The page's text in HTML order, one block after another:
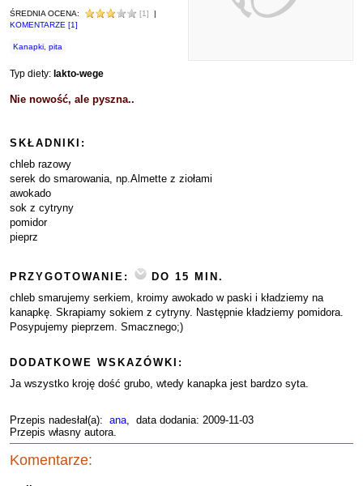
ŚREDNIA OCENA: [1]
|
KOMENTARZE [1]
Kanapki, pita
Typ diety: lakto-wege
Nie nowość, ale pyszna..
SKŁADNIKI:
chleb razowy
serek do smarowania, np.Almette z ziołami
awokado
sok z cytryny
pomidor
pieprz
PRZYGOTOWANIE:
DO 15 MIN.
chleb smarujemy serkiem, kroimy awokado w paski i kładziemy na
kanapkę. Skrapiamy sokiem z cytryny. Następnie kładziemy pomidora.
Posypujemy pieprzem. Smacznego;)
DODATKOWE WSKAZÓWKI:
Ja wszystko kroję dość grubo, wtedy kanapka jest bardzo syta.
Przepis nadesłał(a): ana, data dodania: 2009-11-03
Przepis własny autora.
Komentarze: